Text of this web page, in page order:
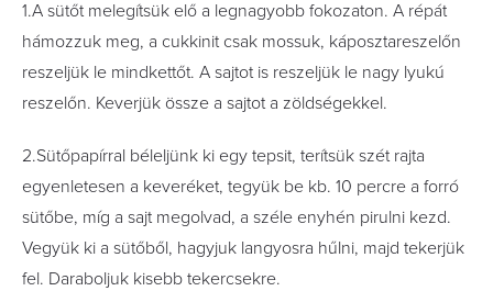
1.A sütőt melegítsük elő a legnagyobb fokozaton. A répát
hámozzuk meg, a cukkinit csak mossuk, káposztareszelőn
reszeljük le mindkettőt. A sajtot is reszeljük le nagy lyukú
reszelőn. Keverjük össze a sajtot a zöldségekkel.
2.Sütőpapírral béleljünk ki egy tepsit, terítsük szét rajta
egyenletesen a keveréket, tegyük be kb. 10 percre a forró
sütőbe, míg a sajt megolvad, a széle enyhén pirulni kezd.
Vegyük ki a sütőből, hagyjuk langyosra hűlni, majd tekerjük
fel. Daraboljuk kisebb tekercsekre.